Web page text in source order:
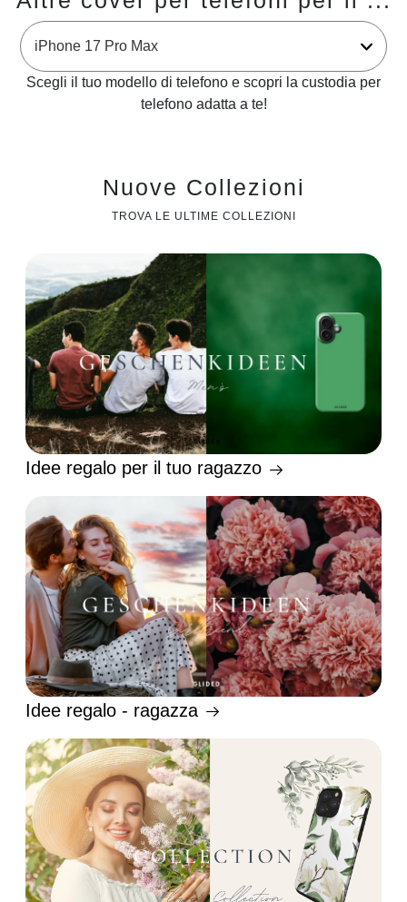
Scegli il tuo modello di telefono e scopri la custodia per
telefono adatta a te!
Nuove Collezioni
TROVA LE ULTIME COLLEZIONI
Idee regalo per il tuo ragazzo
Idee regalo - ragazza